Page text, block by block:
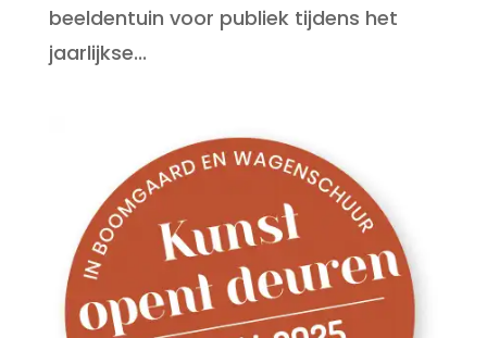
beeldentuin voor publiek tijdens het
jaarlijkse...